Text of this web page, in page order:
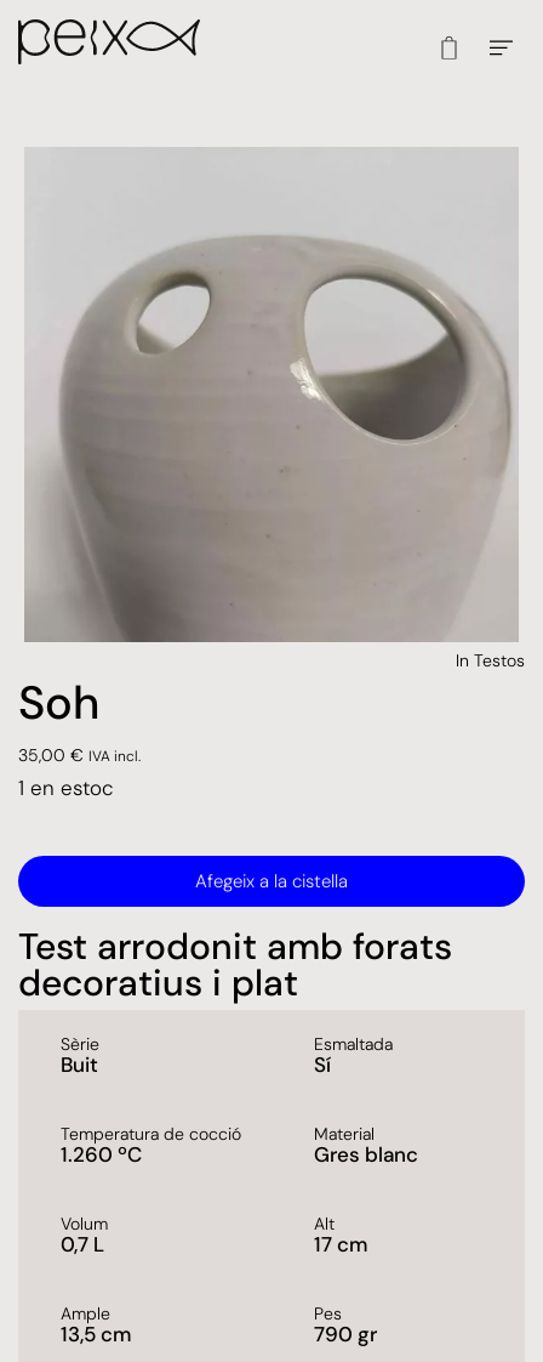
In Testos
Soh
35,00 € IVA incl.
1 en estoc
Afegeix a la cistella
Test arrodonit amb forats
decoratius i plat
Sèrie
Buit
Esmaltada
Sí
Temperatura de cocció
1.260 ºC
Material
Gres blanc
Volum
0,7 L
Alt
17 cm
Ample
13,5 cm
Pes
790 gr